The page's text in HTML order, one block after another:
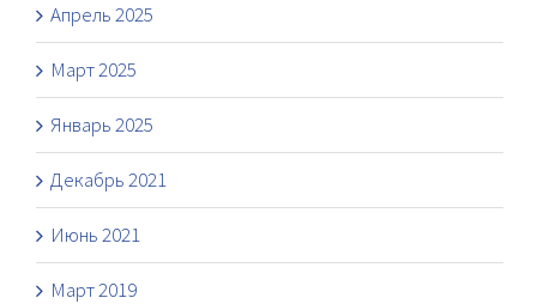
Апрель 2025
Март 2025
Январь 2025
Декабрь 2021
Июнь 2021
Март 2019